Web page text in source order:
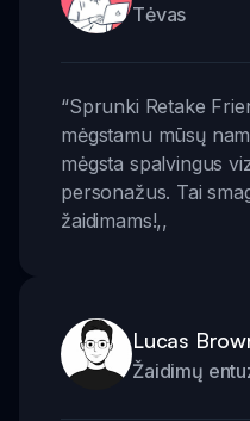
Tėvas
“Sprunki Retake
mėgstamu mūsų
mėgsta spalvingus
personažus. Tai
žaidimams!,,
Lucas
Žaidimų